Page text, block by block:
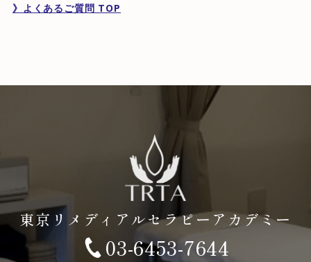
》よくあるご質問 TOP
東京リメディアルセラピーアカデミー
03-6453-7644